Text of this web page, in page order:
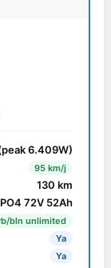
6.409W)
95 km/j
130 km
72V 52Ah
bln unlimited
Ya
Ya